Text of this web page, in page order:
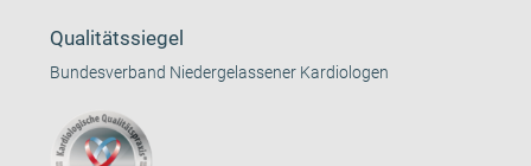
Qualitätssiegel
Bundesverband Niedergelassener Kardiologen